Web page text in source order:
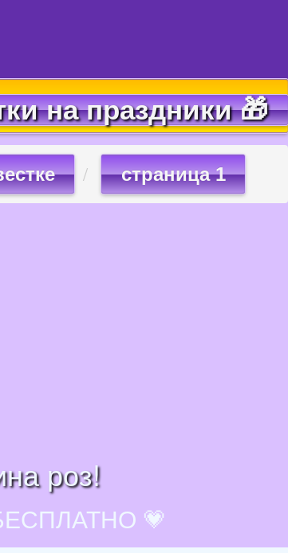
на праздники 🎁
страница 1
роз!
💗